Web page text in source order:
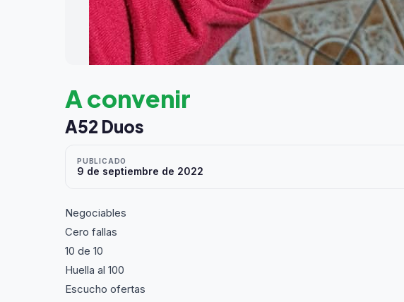
A convenir
A52 Duos
PUBLICADO
9 de septiembre de 2022
Negociables
Cero fallas
10 de 10
Huella al 100
Escucho ofertas